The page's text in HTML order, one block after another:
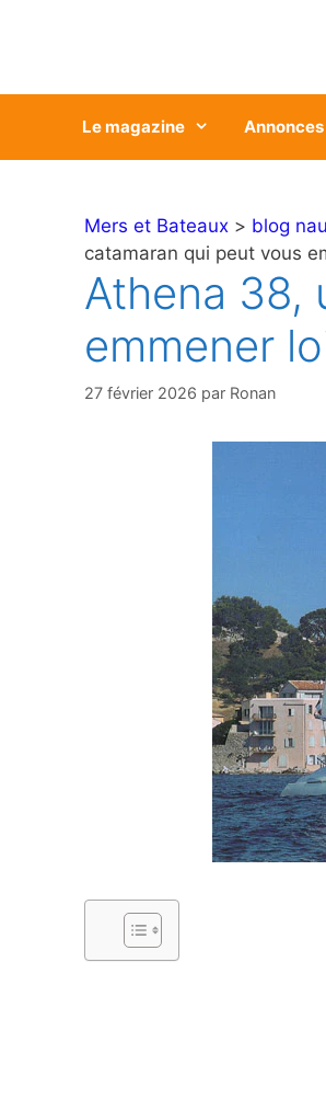
Le magazine
Mers et Bateaux > blog
catamaran qui peut vous
Athena 38,
emmener
27 février 2026 par Ronan